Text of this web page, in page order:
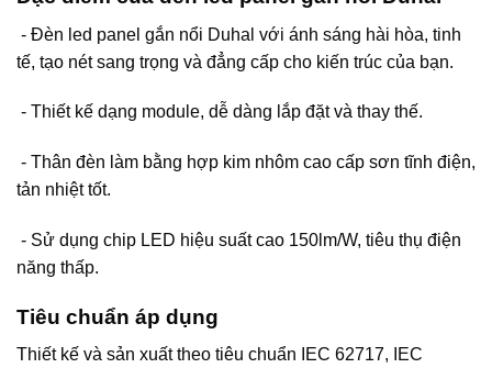
- Đèn led panel gắn nổi Duhal với ánh sáng hài hòa, tinh
tế, tạo nét sang trọng và đẳng cấp cho kiến trúc của bạn.
- Thiết kế dạng module, dễ dàng lắp đặt và thay thế.
- Thân đèn làm bằng hợp kim nhôm cao cấp sơn tĩnh điện,
tản nhiệt tốt.
- Sử dụng chip LED hiệu suất cao 150lm/W, tiêu thụ điện
năng thấp.
Tiêu chuẩn áp dụng
Thiết kế và sản xuất theo tiêu chuẩn IEC 62717, IEC